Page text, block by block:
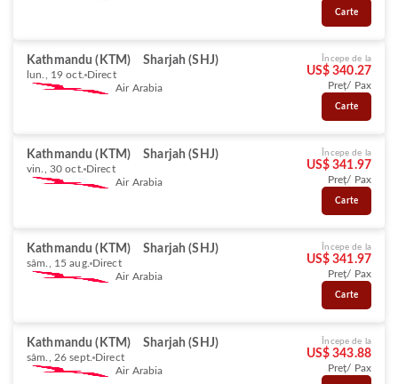
Carte
Kathmandu (KTM) Sharjah (SHJ)
lun., 19 oct. Direct
Air Arabia
Începe de la
US$ 340.27
Preț/ Pax
Carte
Kathmandu (KTM) Sharjah (SHJ)
vin., 30 oct. Direct
Air Arabia
Începe de la
US$ 341.97
Preț/ Pax
Carte
Kathmandu (KTM) Sharjah (SHJ)
sâm., 15 aug. Direct
Air Arabia
Începe de la
US$ 341.97
Preț/ Pax
Carte
Kathmandu (KTM) Sharjah (SHJ)
sâm., 26 sept. Direct
Air Arabia
Începe de la
US$ 343.88
Preț/ Pax